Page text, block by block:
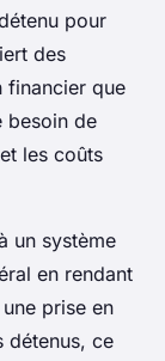
pour
des
financier que
besoin de
les coûts
un système
en rendant
prise en
détenus, ce